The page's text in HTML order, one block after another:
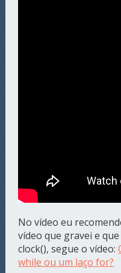
No vídeo eu
vídeo que gravei e
clock(), segue o vídeo:
while ou um laço for?